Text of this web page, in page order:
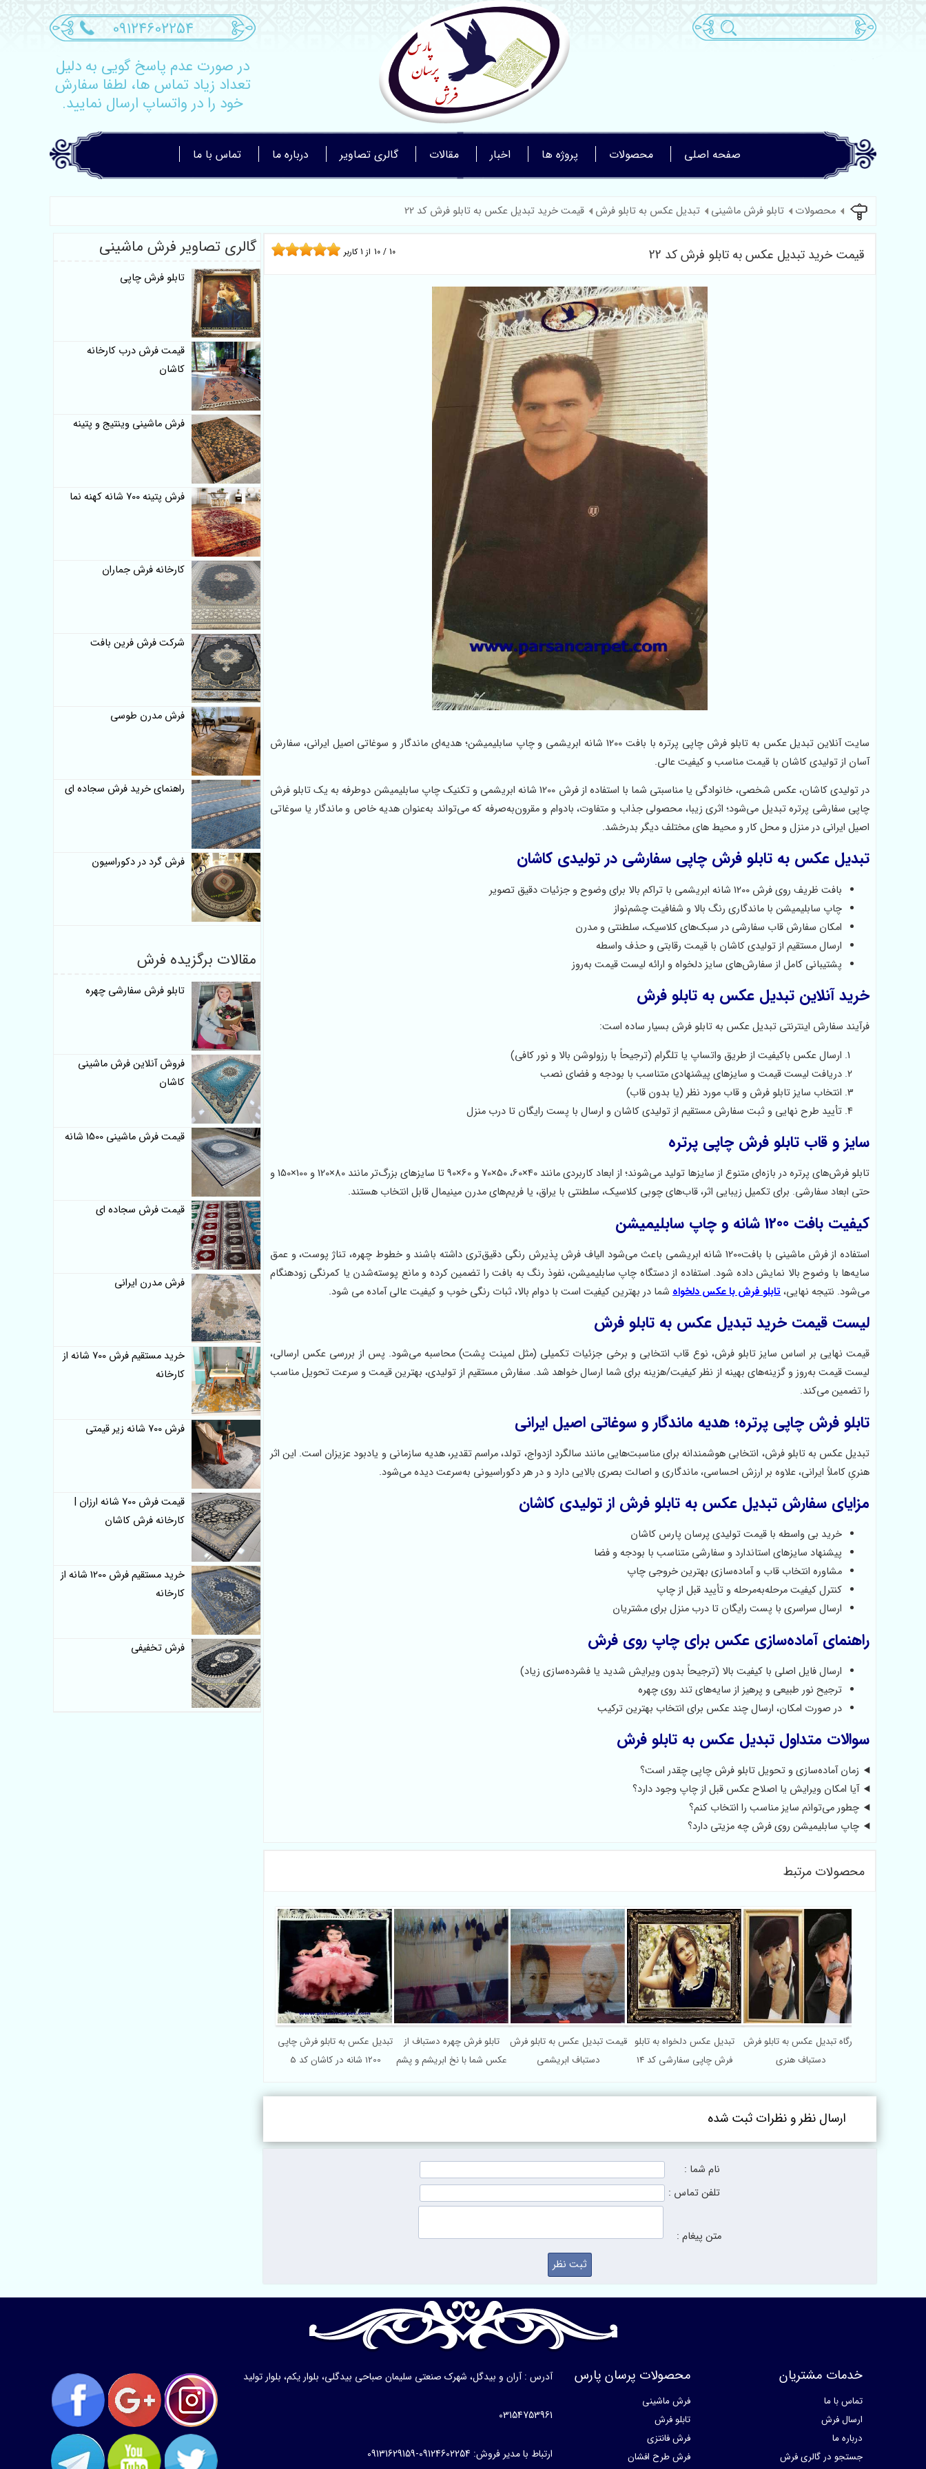
09124602254
در صورت عدم پاسخ گویی به دلیل
تعداد زیاد تماس ها، لطفا سفارش
خود را در واتساپ ارسال نمایید.
صفحه اصلی محصولات پروژه ها اخبار مقالات گالری تصاویر درباره ما تماس با ما
محصولات تابلو فرش ماشینی تبدیل عکس به تابلو فرش قیمت خرید تبدیل عکس به تابلو فرش کد 22
قیمت خرید تبدیل عکس به تابلو فرش کد 22 10 / 10 از 1کاربر
سایت آنلاین تبدیل عکس به تابلو فرش چاپی پرتره با بافت 1200 شانه ابریشمی و چاپ سابلیمیشن؛ هدیه‌ای ماندگار و سوغاتی اصیل ایرانی، سفارش
آسان از تولیدی کاشان با قیمت مناسب و کیفیت عالی.
در تولیدی کاشان، عکس شخصی، خانوادگی یا مناسبتی شما با استفاده از فرش 1200 شانه ابریشمی و تکنیک چاپ سابلیمیشن دوطرفه به یک تابلو فرش
چاپی سفارشی پرتره تبدیل می‌شود؛ اثری زیبا، محصولی جذاب و متفاوت، بادوام و مقرون‌به‌صرفه که می‌تواند به‌عنوان هدیه خاص و ماندگار یا سوغاتی
اصیل ایرانی در منزل و محل کار و محیط های مختلف دیگر بدرخشد.
تبدیل عکس به تابلو فرش چاپی سفارشی در تولیدی کاشان
بافت ظریف روی فرش 1200 شانه ابریشمی با تراکم بالا برای وضوح و جزئیات دقیق تصویر
چاپ سابلیمیشن با ماندگاری رنگ بالا و شفافیت چشم‌نواز
امکان سفارش قاب سفارشی در سبک‌های کلاسیک، سلطنتی و مدرن
ارسال مستقیم از تولیدی کاشان با قیمت رقابتی و حذف واسطه
پشتیبانی کامل از سفارش‌های سایز دلخواه و ارائه لیست قیمت به‌روز
خرید آنلاین تبدیل عکس به تابلو فرش
فرآیند سفارش اینترنتی تبدیل عکس به تابلو فرش بسیار ساده است:
ارسال عکس باکیفیت از طریق واتساپ یا تلگرام (ترجیحاً با رزولوشن بالا و نور کافی)
دریافت لیست قیمت و سایزهای پیشنهادی متناسب با بودجه و فضای نصب
انتخاب سایز تابلو فرش و قاب مورد نظر (یا بدون قاب)
تأیید طرح نهایی و ثبت سفارش مستقیم از تولیدی کاشان و ارسال با پست رایگان تا درب منزل
سایز و قاب تابلو فرش چاپی پرتره
تابلو فرش‌های پرتره در بازه‌ای متنوع از سایزها تولید می‌شوند؛ از ابعاد کاربردی مانند 40×60، 50×70 و 60×90 تا سایزهای بزرگ‌تر مانند 80×120 و 100×150 و
حتی ابعاد سفارشی. برای تکمیل زیبایی اثر، قاب‌های چوبی کلاسیک، سلطنتی با یراق، یا فریم‌های مدرن مینیمال قابل انتخاب هستند.
کیفیت بافت 1200 شانه و چاپ سابلیمیشن
استفاده از فرش ماشینی با بافت1200 شانه ابریشمی باعث می‌شود الیاف فرش پذیرش رنگی دقیق‌تری داشته باشند و خطوط چهره، تناژ پوست، و عمق
سایه‌ها با وضوح بالا نمایش داده شود. استفاده از دستگاه چاپ سابلیمیشن، نفوذ رنگ به بافت را تضمین کرده و مانع پوسته‌شدن یا کمرنگی زودهنگام
می‌شود. نتیجه نهایی،تابلو فرش با عکس دلخواهشما در بهترین کیفیت است با دوام بالا، ثبات رنگی خوب و کیفیت عالی آماده می شود.
لیست قیمت خرید تبدیل عکس به تابلو فرش
قیمت نهایی بر اساس سایز تابلو فرش، نوع قاب انتخابی و برخی جزئیات تکمیلی (مثل لمینت پشت) محاسبه می‌شود. پس از بررسی عکس ارسالی،
لیست قیمت به‌روز و گزینه‌های بهینه از نظر کیفیت/هزینه برای شما ارسال خواهد شد. سفارش مستقیم از تولیدی، بهترین قیمت و سرعت تحویل مناسب
را تضمین می‌کند.
تابلو فرش چاپی پرتره؛ هدیه ماندگار و سوغاتی اصیل ایرانی
تبدیل عکس به تابلو فرش، انتخابی هوشمندانه برای مناسبت‌هایی مانند سالگرد ازدواج، تولد، مراسم تقدیر، هدیه سازمانی و یادبود عزیزان است. این اثر
هنریِ کاملاً ایرانی، علاوه بر ارزش احساسی، ماندگاری و اصالت بصری بالایی دارد و در هر دکوراسیونی به‌سرعت دیده می‌شود.
مزایای سفارش تبدیل عکس به تابلو فرش از تولیدی کاشان
خرید بی واسطه با قیمت تولیدی پرسان پارس کاشان
پیشنهاد سایزهای استاندارد و سفارشی متناسب با بودجه و فضا
مشاوره انتخاب قاب و آماده‌سازی بهترین خروجی چاپ
کنترل کیفیت مرحله‌به‌مرحله و تأیید قبل از چاپ
ارسال سراسری با پست رایگان تا درب منزل برای مشتریان
راهنمای آماده‌سازی عکس برای چاپ روی فرش
ارسال فایل اصلی با کیفیت بالا (ترجیحاً بدون ویرایش شدید یا فشرده‌سازی زیاد)
ترجیح نور طبیعی و پرهیز از سایه‌های تند روی چهره
در صورت امکان، ارسال چند عکس برای انتخاب بهترین ترکیب
سوالات متداول تبدیل عکس به تابلو فرش
زمان آماده‌سازی و تحویل تابلو فرش چاپی چقدر است؟
آیا امکان ویرایش یا اصلاح عکس قبل از چاپ وجود دارد؟
چطور می‌توانم سایز مناسب را انتخاب کنم؟
چاپ سابلیمیشن روی فرش چه مزیتی دارد؟
محصولات مرتبط
تبدیل عکس به تابلو فرش چاپی
1200 شانه در کاشان کد 5
تابلو فرش چهره دستباف از
عکس شما با نخ ابریشم و پشم
قیمت تبدیل عکس به تابلو فرش
دستباف ابریشمی
تبدیل عکس دلخواه به تابلو
فرش چاپی سفارشی کد 14
کارگاه تبدیل عکس به تابلو فرش
دستباف هنری
ارسال نظر و نظرات ثبت شده
نام شما :
تلفن تماس :
متن پیغام :
گالری تصاویر فرش ماشینی
تابلو فرش چاپی
قیمت فرش درب کارخانه
کاشان
فرش ماشینی وینتیج و پتینه
فرش پتینه 700 شانه کهنه نما
کارخانه فرش جماران
شرکت فرش فرین بافت
فرش مدرن طوسی
راهنمای خرید فرش سجاده ای
فرش گرد در دکوراسیون
مقالات برگزیده فرش
تابلو فرش سفارشی چهره
فروش آنلاین فرش ماشینی
کاشان
قیمت فرش ماشینی 1500 شانه
قیمت فرش سجاده ای
فرش مدرن ایرانی
خرید مستقیم فرش 700 شانه از
کارخانه
فرش 700 شانه زیر قیمتی
قیمت فرش 700 شانه ارزان |
کارخانه فرش کاشان
خرید مستقیم فرش 1200 شانه از
کارخانه
فرش تخفیفی
خدمات مشتریان
تماس با ما
ارسال فرش
درباره ما
جستجو در گالری فرش
محصولات پرسان پارس
فرش ماشینی
تابلو فرش
فرش فانتزی
فرش طرح افشان
آدرس : آران و بیدگل، شهرک صنعتی سلیمان صباحی بیدگلی، بلوار یکم، بلوار تولید
03154753961
ارتباط با مدیر فروش: 09124602254-09131629159